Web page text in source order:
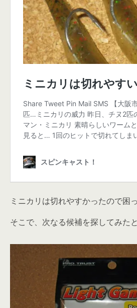
ミニカリは切れやすかったので困っ
そこで、次なる候補を探してみた